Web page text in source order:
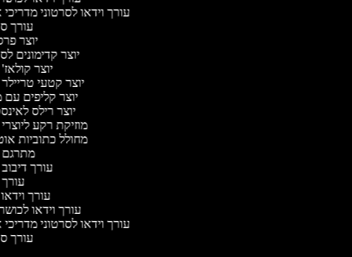
עורך וידאו לסרטוני
עורך
יוצר
יוצר קדימונים
יוצר
יוצר קטעי
יוצר קליפים
יוצר רילס
מוזיקת רקע
מחולל כתוביות
עורך
עורך
עורך וידאו
עורך וידאו לסרטוני
עורך